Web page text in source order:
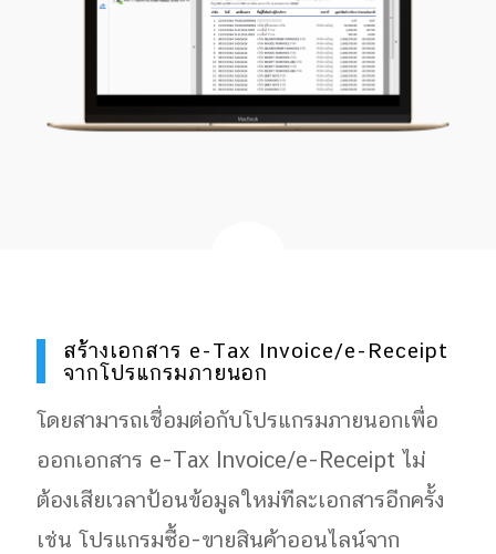
สร้างเอกสาร e-Tax Invoice/e-Receipt
จากโปรแกรมภายนอก
โดยสามารถเชื่อมต่อกับโปรแกรมภายนอกเพื่อ
ออกเอกสาร e-Tax Invoice/e-Receipt ไม่
ต้องเสียเวลาป้อนข้อมูลใหม่ทีละเอกสารอีกครั้ง
เช่น โปรแกรมซื้อ-ขายสินค้าออนไลน์จาก